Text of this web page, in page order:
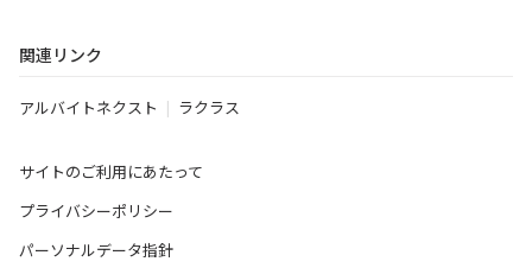
関連リンク
アルバイトネクスト ラクラス
サイトのご利用にあたって
プライバシーポリシー
パーソナルデータ指針